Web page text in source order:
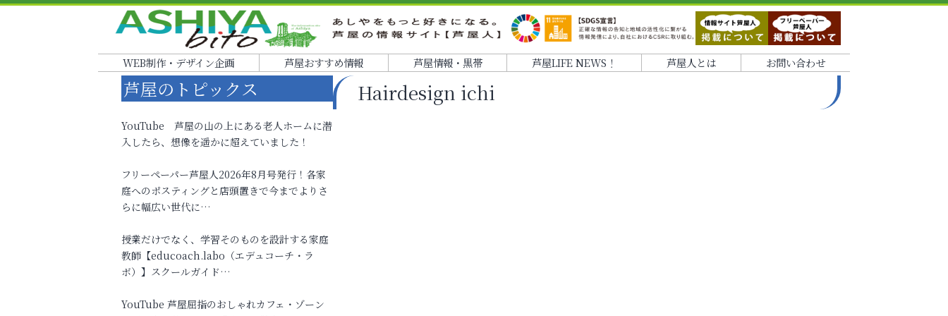
WEB制作・デザイン企画 芦屋おすすめ情報 芦屋情報・黒帯 芦屋LIFE NEWS！ 芦屋人とは お問い合わせ
Hairdesign ichi
芦屋のトピックス
YouTube 芦屋の山の上にある老人ホームに潜
入したら、想像を遥かに超えていました！
フリーペーパー芦屋人2026年8月号発行！各家
庭へのポスティングと店頭置きで今までよりさ
らに幅広い世代に…
授業だけでなく、学習そのものを設計する家庭
教師【educoach.labo（エデュコーチ・ラ
ボ）】スクールガイド…
YouTube 芦屋屈指のおしゃれカフェ・ゾーン